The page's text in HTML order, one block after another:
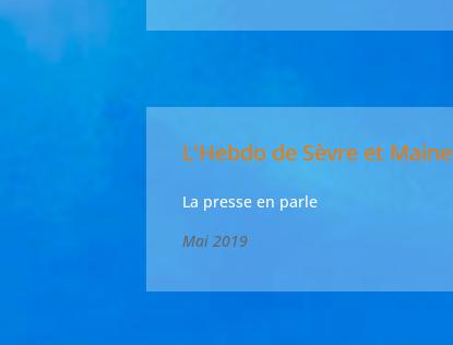
L’Hebdo de Sèvre et Maine
La presse en parle
Mai 2019